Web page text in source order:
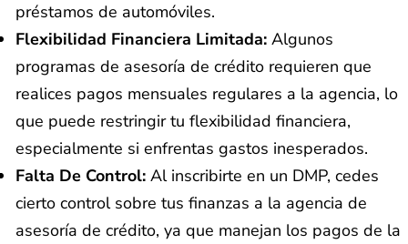
préstamos de automóviles.
Flexibilidad Financiera Limitada: Algunos
programas de asesoría de crédito requieren que
realices pagos mensuales regulares a la agencia, lo
que puede restringir tu flexibilidad financiera,
especialmente si enfrentas gastos inesperados.
Falta De Control: Al inscribirte en un DMP, cedes
cierto control sobre tus finanzas a la agencia de
asesoría de crédito, ya que manejan los pagos de la